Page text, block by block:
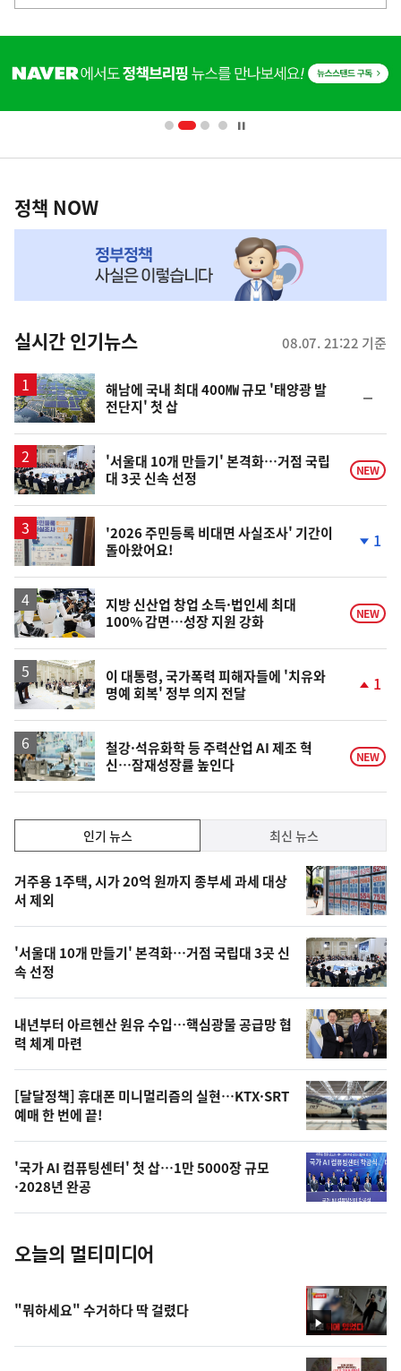
기
사
단
배
영
책
NOW,
뉴
스
정책 NOW
실시간 인기뉴스 08.07. 21:22 기준
해남에 국내 최대 400㎿ 규모 '태양광 발
전단지' 첫 삽
일
'서울대 10개 만들기' 본격화…거점 국립
대 3곳 신속 선정
NEW
'2026 주민등록 비대면 사실조사' 기간이
돌아왔어요!
락
1
지방 신산업 창업 소득·법인세 최대
100% 감면…성장 지원 강화
NEW
이 대통령, 국가폭력 피해자들에 '치유와
명예 회복' 정부 의지 전달
승
1
철강·석유화학 등 주력산업 AI 제조 혁
신…잠재성장률 높인다
NEW
기,
최
신,
오
늘
의
영
상
오
늘
의
사
진
인기 뉴스 최신 뉴스
기
뉴
스
거주용 1주택, 시가 20억 원까지 종부세 과세 대상
서 제외
'서울대 10개 만들기' 본격화…거점 국립대 3곳 신
속 선정
내년부터 아르헨산 원유 수입…핵심광물 공급망 협
력 체계 마련
[달달정책] 휴대폰 미니멀리즘의 실현…KTX·SRT
예매 한 번에 끝!
'국가 AI 컴퓨팅센터' 첫 삽…1만 5000장 규모
·2028년 완공
오늘의 멀티미디어
영
상
"뭐하세요" 수거하다 딱 걸렸다